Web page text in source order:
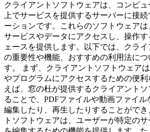
クライアントソフトウェアは、コンピ
上でサービスを提供するサーバーに接
ーションです。これらのソフトウェア
サービスやデータにアクセスし、操作
ェースを提供します。以下では、クラ
の重要性や機能、おすすめの利用法につ
す。 まず、クライアントソフトウェア
やプログラムにアクセスするための便利
えば、窓の杜が提供するクライアント
ることで、PDFファイルや動画ファイ
編集したり、再生したりすることがで
トソフトウェアは、ユーザーが特定の